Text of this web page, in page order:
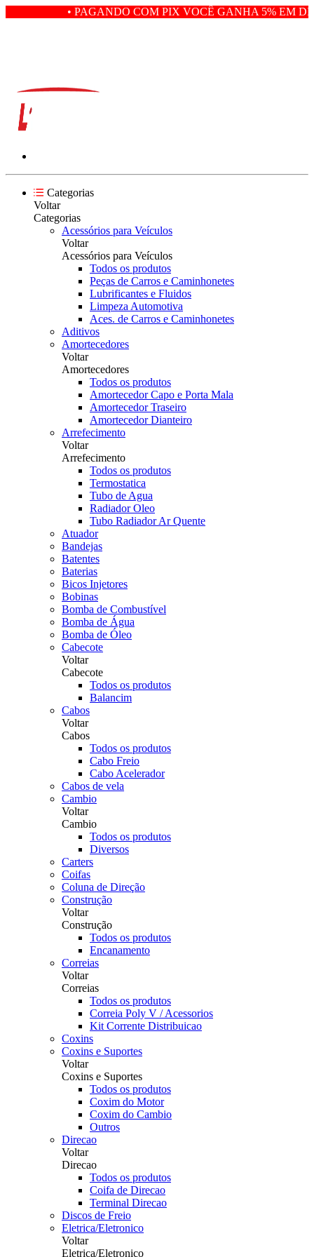
• PAGANDO COM PIX VOCÊ GANHA 5% EM
Categorias
Voltar
Categorias
Acessórios para Veículos
Voltar
Acessórios para Veículos
Todos os produtos
Peças de Carros e Caminhonetes
Lubrificantes e Fluidos
Limpeza Automotiva
Aces. de Carros e Caminhonetes
Aditivos
Amortecedores
Voltar
Amortecedores
Todos os produtos
Amortecedor Capo e Porta Mala
Amortecedor Traseiro
Amortecedor Dianteiro
Arrefecimento
Voltar
Arrefecimento
Todos os produtos
Termostatica
Tubo de Agua
Radiador Oleo
Tubo Radiador Ar Quente
Atuador
Bandejas
Batentes
Baterias
Bicos Injetores
Bobinas
Bomba de Combustível
Bomba de Água
Bomba de Óleo
Cabecote
Voltar
Cabecote
Todos os produtos
Balancim
Cabos
Voltar
Cabos
Todos os produtos
Cabo Freio
Cabo Acelerador
Cabos de vela
Cambio
Voltar
Cambio
Todos os produtos
Diversos
Carters
Coifas
Coluna de Direção
Construção
Voltar
Construção
Todos os produtos
Encanamento
Correias
Voltar
Correias
Todos os produtos
Correia Poly V / Acessorios
Kit Corrente Distribuicao
Coxins
Coxins e Suportes
Voltar
Coxins e Suportes
Todos os produtos
Coxim do Motor
Coxim do Cambio
Outros
Direcao
Voltar
Direcao
Todos os produtos
Coifa de Direcao
Terminal Direcao
Discos de Freio
Eletrica/Eletronico
Voltar
Eletrica/Eletronico